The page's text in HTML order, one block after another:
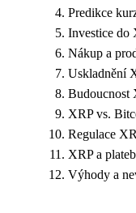
Predikce
Investice do
Nákup a
Uskladnění
Budoucnost
XRP vs.
Regulace
XRP a
Výhody a